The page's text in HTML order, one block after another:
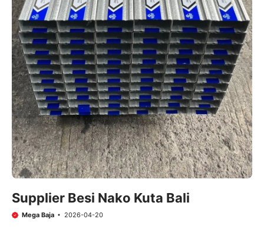
Supplier Besi Nako Kuta Bali
Mega Baja 2026-04-20